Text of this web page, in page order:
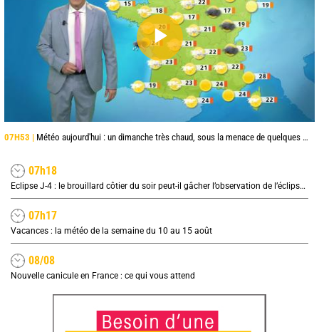
07H53 | Météo aujourd'hui : un dimanche très chaud, sous la menace de quelques orages
07h18
Eclipse J-4 : le brouillard côtier du soir peut-il gâcher l’observation de l’éclipse à la plage ?
07h17
Vacances : la météo de la semaine du 10 au 15 août
08/08
Nouvelle canicule en France : ce qui vous attend